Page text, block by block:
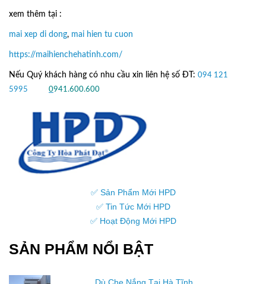
xem thêm tại :
mai xep di dong, mai hien tu cuon
https://maihienchehatinh.com/
Nếu Quý khách hàng có nhu cầu xin liên hệ số ĐT: 094 121
5995
0941.600.600
✅ Sản Phẩm Mới HPD
✅ Tin Tức Mới HPD
✅ Hoạt Động Mới HPD
SẢN PHẨM NỔI BẬT